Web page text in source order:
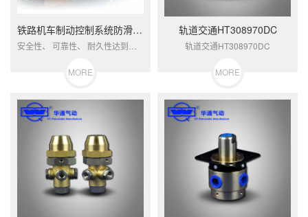
铁路机车制动控制系统防滑排风阀
MORE
轨道交通HT308970DC
轨道交通HT308970DC
MORE